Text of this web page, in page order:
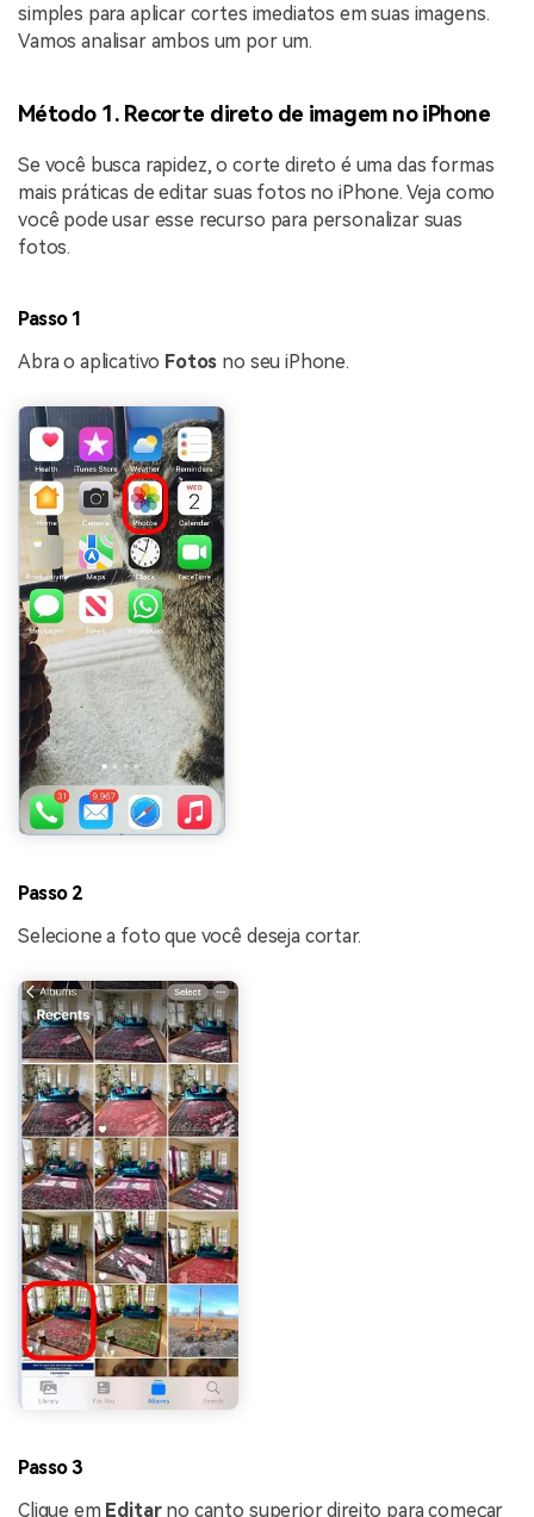
simples para aplicar cortes imediatos em suas imagens.
Vamos analisar ambos um por um.
Método 1. Recorte direto de imagem no iPhone
Se você busca rapidez, o corte direto é uma das formas
mais práticas de editar suas fotos no iPhone. Veja como
você pode usar esse recurso para personalizar suas
fotos.
Passo 1
Abra o aplicativo Fotos no seu iPhone.
Passo 2
Selecione a foto que você deseja cortar.
Passo 3
Clique em Editarno canto superior direito para começar